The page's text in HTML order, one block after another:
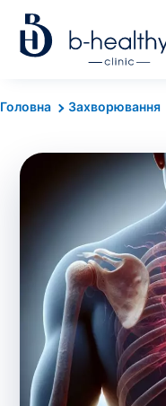
Головна Захворювання
Аналізи
Вартість
Вартість
35 грн
Попередній
потрібний.